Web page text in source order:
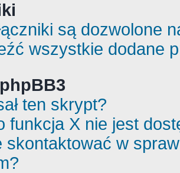
są dozwolone
wszystkie dodane
ten skrypt?
funkcja X nie jest
skontaktować w